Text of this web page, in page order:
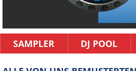
SAMPLER DJ POOL